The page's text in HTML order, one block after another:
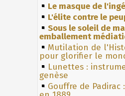
Le masque de
L'élite contre le
Sous le soleil de
emballement
Mutilation de
pour glorifier le
Lunettes :
genèse
Gouffre de